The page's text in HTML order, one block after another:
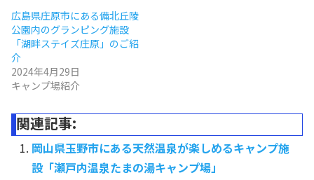
広島県庄原市にある備北丘陵
公園内のグランピング施設
「湖畔ステイズ庄原」のご紹
介
2024年4月29日
キャンプ場紹介
関連記事:
岡山県玉野市にある天然温泉が楽しめるキャンプ施
設「瀬戸内温泉たまの湯キャンプ場」